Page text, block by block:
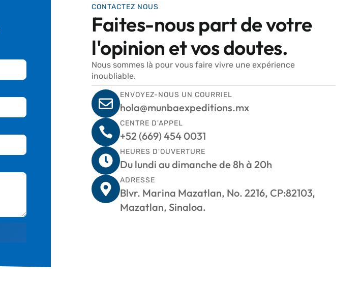
CONTACTEZ NOUS
Faites-nous part de votre
l'opinion et vos doutes.
Nous sommes là pour vous faire vivre une expérience
inoubliable.
ENVOYEZ-NOUS UN COURRIEL
hola@munbaexpeditions.mx
CENTRE D'APPEL
+52 (669) 454 0031
HEURES D'OUVERTURE
Du lundi au dimanche de 8h à 20h
ADRESSE
Blvr. Marina Mazatlan, No. 2216, CP:82103,
Mazatlan, Sinaloa.